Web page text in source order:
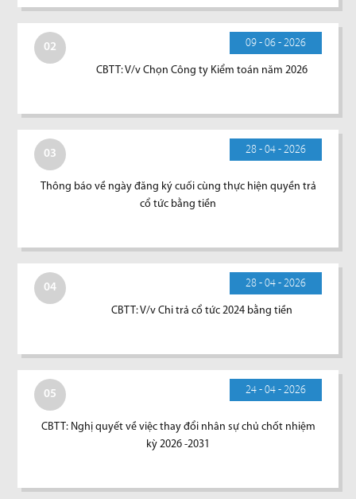
02 09 - 06 - 2026
CBTT: V/v Chọn Công ty Kiểm toán năm 2026
03 28 - 04 - 2026
Thông báo về ngày đăng ký cuối cùng thực hiện quyền trả
cổ tức bằng tiền
04 28 - 04 - 2026
CBTT: V/v Chi trả cổ tức 2024 bằng tiền
05 24 - 04 - 2026
CBTT: Nghị quyết về việc thay đổi nhân sự chủ chốt nhiệm
kỳ 2026 -2031